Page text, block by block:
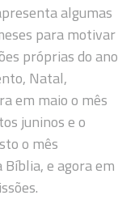
algumas
para motivar
próprias do ano
Natal,
em maio o mês
juninos e o
o mês
e agora em